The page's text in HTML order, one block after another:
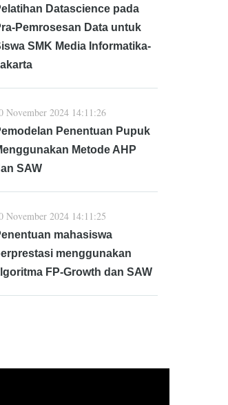
Datascience pada
Pemrosesan Data untuk
SMK Media Informatika-
November 2024 14:11:26
Penentuan Pupuk
Metode AHP
SAW
November 2024 14:11:25
mahasiswa
menggunakan
FP-Growth dan SAW